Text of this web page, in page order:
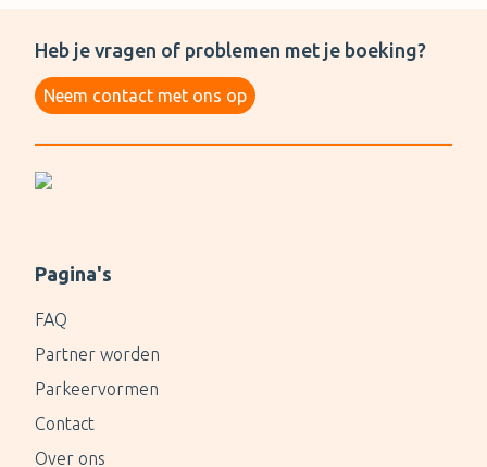
Heb je vragen of problemen met je boeking?
Neem contact met ons op
Pagina's
FAQ
Partner worden
Parkeervormen
Contact
Over ons